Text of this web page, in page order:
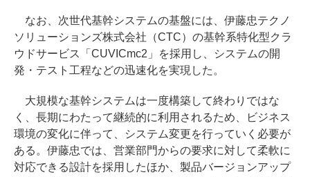
なお、次世代基幹システムの基盤には、伊藤忠テクノ
ソリューションズ株式会社（CTC）の基幹系特化型クラ
ウドサービス「CUVICmc2」を採用し、システムの開
発・テスト工程などの迅速化を実現した。
大規模な基幹システムは一度構築して終わりではな
く、長期にわたって継続的に利用されるため、ビジネス
環境の変化に伴って、システム変更を行っていく必要が
ある。伊藤忠では、営業部門からの要求に対して柔軟に
対応できる設計を採用したほか、製品バージョンアップ